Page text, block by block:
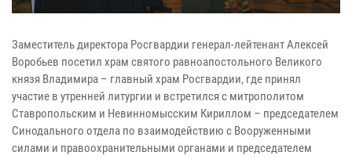
Заместитель директора Росгвардии генерал-лейтенант Алексей
Воробьев посетил храм святого равноапостольного Великого
князя Владимира – главный храм Росгвардии, где принял
участие в утренней литургии и встретился с митрополитом
Ставропольским и Невинномысским Кириллом – председателем
Синодального отдела по взаимодействию с Вооруженными
силами и правоохранительными органами и председателем